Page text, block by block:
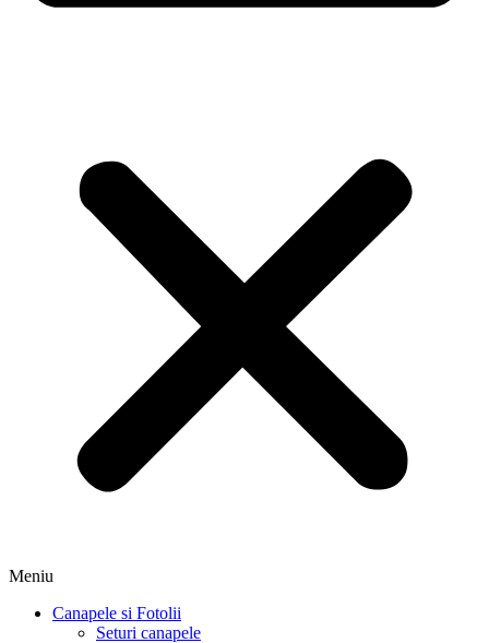
Meniu
Canapele si Fotolii
Seturi canapele